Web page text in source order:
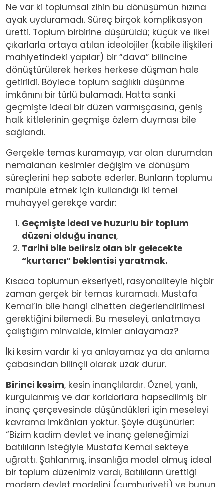
Ne var ki toplumsal zihin bu dönüşümün hızına
ayak uyduramadı. Süreç birçok komplikasyon
üretti. Toplum birbirine düşürüldü; küçük ve ilkel
çıkarlarla ortaya atılan ideolojiler (kabile ilişkileri
mahiyetindeki yapılar) bir “dava” bilincine
dönüştürülerek herkes herkese düşman hale
getirildi. Böylece toplum sağlıklı düşünme
imkânını bir türlü bulamadı. Hatta sanki
geçmişte ideal bir düzen varmışçasına, geniş
halk kitlelerinin geçmişe özlem duyması bile
sağlandı.
Gerçekle temas kuramayıp, var olan durumdan
nemalanan kesimler değişim ve dönüşüm
süreçlerini hep sabote ederler. Bunların toplumu
manipüle etmek için kullandığı iki temel
muhayyel gerekçe vardır:
Geçmişte ideal ve huzurlu bir toplum
düzeni olduğu inancı,
Tarihi bile belirsiz olan bir gelecekte
“kurtarıcı” beklentisi yaratmak.
Kısaca toplumun ekseriyeti, rasyonaliteyle hiçbir
zaman gerçek bir temas kuramadı. Mustafa
Kemal’in bile hangi cihetten değerlendirilmesi
gerektiğini bilemedi. Bu meseleyi, anlatmaya
çalıştığım minvalde, kimler anlayamaz?
İki kesim vardır ki ya anlayamaz ya da anlama
çabasından bilinçli olarak uzak durur.
Birinci kesim, kesin inançlılardır. Öznel, yanlı,
kurgulanmış ve dar koridorlara hapsedilmiş bir
inanç çerçevesinde düşündükleri için meseleyi
kavrama imkânları yoktur. Şöyle düşünürler:
“Bizim kadim devlet ve inanç geleneğimizi
batılıların isteğiyle Mustafa Kemal sekteye
uğrattı. Şahlanmış, insanlığa model olmuş ideal
bir toplum düzenimiz vardı, Batılıların ürettiği